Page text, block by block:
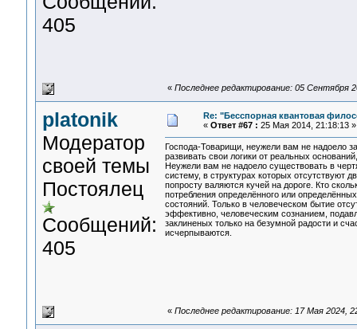
405
« Последнее редактирование: 05 Сентября
platonik
Модератор
своей темы
Постоялец
Сообщений:
405
Re: "Бесспорная квантовая
« Ответ #67 : 25 Мая 2014, 21:18:13 »
Господа-Товарищи, неужели вам не надоело
развивать свои логики от реальных
Неужели вам не надоело существовать в
систему, в структурах которых отсутствуют
попросту валяются кучей на дороге. Кто
потребления определённого или
состояний. Только в человеческом бытие
эффективно, человеческим сознанием,
заклиненых только на безумной радости и
исчерпываются.
« Последнее редактирование: 17 Мая 2024,